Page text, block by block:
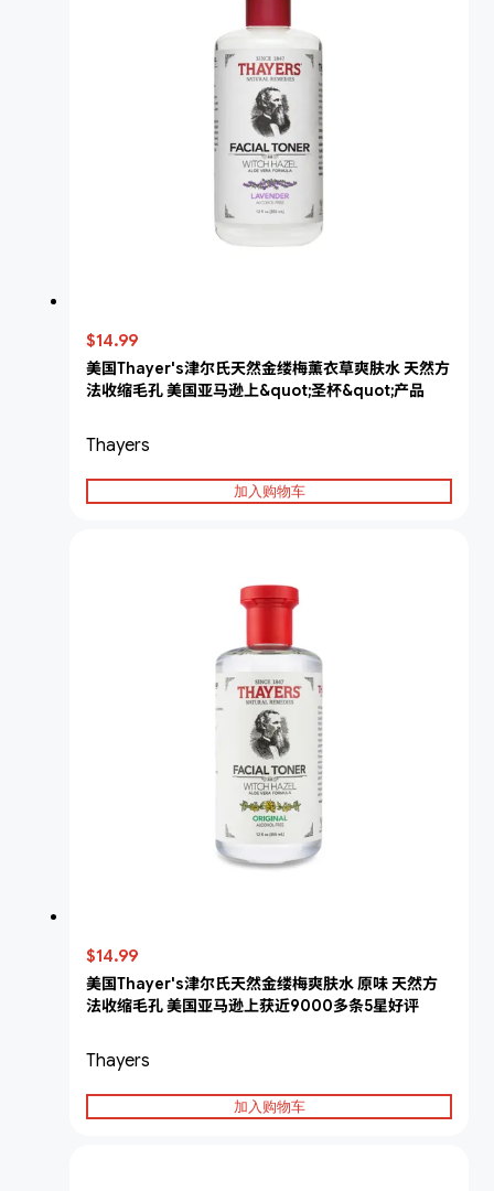
$14.99
美国Thayer's津尔氏天然金缕梅薰衣草爽肤水 天然方
法收缩毛孔 美国亚马逊上&quot;圣杯&quot;产品
Thayers
加入购物车
$14.99
美国Thayer's津尔氏天然金缕梅爽肤水 原味 天然方
法收缩毛孔 美国亚马逊上获近9000多条5星好评
Thayers
加入购物车